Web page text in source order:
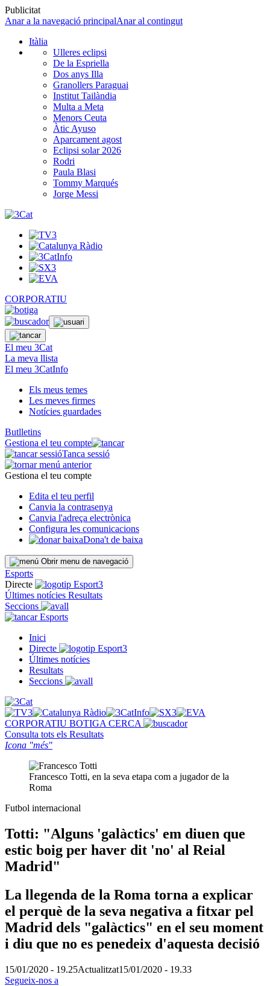
Publicitat
Anar a la navegació principalAnar al contingut
Itàlia
Ulleres eclipsi
De la Espriella
Dos anys Illa
Granollers Paraguai
Institut Tailàndia
Multa a Meta
Menors Ceuta
Àtic Ayuso
Aparcament agost
Eclipsi solar 2026
Rodri
Paula Blasi
Tommy Marqués
Jorge Messi
CORPORATIU
El meu 3Cat
La meva llista
El meu 3CatInfo
Els meus temes
Les meves firmes
Notícies guardades
Butlletins
Gestiona el teu compte
Tanca sessió
Gestiona el teu compte
Edita el teu perfil
Canvia la contrasenya
Canvia l'adreça electrònica
Configura les comunicacions
Dona't de baixa
Obrir menu de navegació
Esports
Directe
Últimes notícies Resultats
Seccions
Esports
Inici
Directe
Últimes notícies
Resultats
Seccions
CORPORATIU BOTIGA CERCA
Consulta tots els Resultats
Icona "més"
Francesco Totti, en la seva etapa com a jugador de la
Roma
Futbol internacional
Totti: "Alguns 'galàctics' em diuen que
estic boig per haver dit 'no' al Reial
Madrid"
La llegenda de la Roma torna a explicar
el perquè de la seva negativa a fitxar pel
Madrid dels "galàctics" en el seu moment
i diu que no es penedeix d'aquesta decisió
15/01/2020 - 19.25Actualitzat15/01/2020 - 19.33
Segueix-nos a